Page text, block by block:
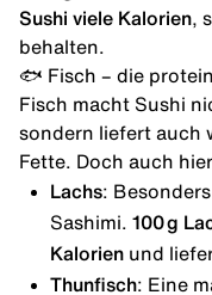
Sushi viele Kalorien ,
behalten.
🐟 Fisch – die
Fisch macht Sushi
sondern liefert auch
Fette. Doch auch
Lachs:
Sashimi. 100 g
Kalorienund
Thunfisch: Eine